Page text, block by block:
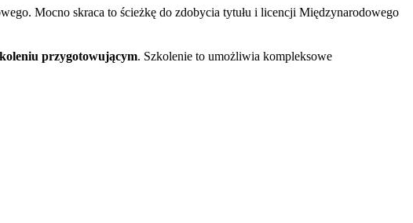
Mocno skraca to ścieżkę do zdobycia tytułu i licencji Międzynarodowego
przygotowującym. Szkolenie to umożliwia kompleksowe